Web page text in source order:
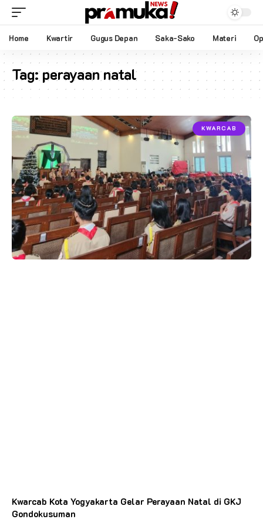
Home Kwartir Gugus Depan Saka-Sako Materi
Tag:perayaan natal
KWARCAB
Kwarcab Kota Yogyakarta Gelar Perayaan Natal di GKJ
Gondokusuman